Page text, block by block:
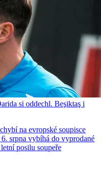
si oddechl. Beşiktaş i
na evropské soupisce
srpna vybíhá do vyprodané
posilu soupeře